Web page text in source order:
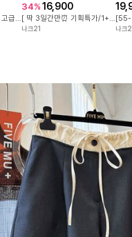
ONLY NAK! 입는 순간 고급스러움이 느껴지도록 세심하게 설계한 나크의 국내 자체제작 스커트 #NAK MADE.
34% 16,900
[ 딱 3일간만⏰ 기획특가/1+1 ][55~120] REAL린넨 터치감에 스판까지 좋은 V컷 나시 #NAK MADE.
나크21 나크